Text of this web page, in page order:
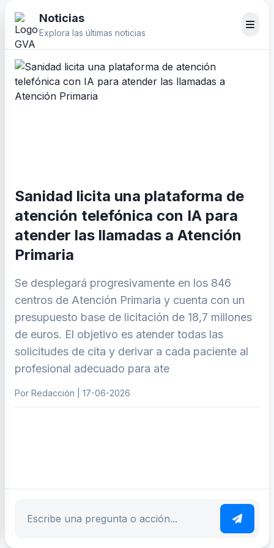
Noticias
Explora las últimas noticias
Sanidad licita una plataforma de
atención telefónica con IA para
atender las llamadas a Atención
Primaria
Se desplegará progresivamente en los 846
centros de Atención Primaria y cuenta con un
presupuesto base de licitación de 18,7 millones
de euros. El objetivo es atender todas las
solicitudes de cita y derivar a cada paciente al
profesional adecuado para ate
Por Redacción | 17-06-2026
Escribe tu pregunta